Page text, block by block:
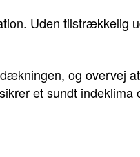
Uden tilstrækkelig
og overvej
et sundt